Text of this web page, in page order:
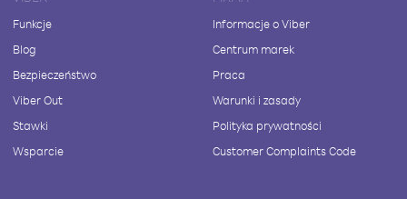
Funkcje
Blog
Bezpieczeństwo
Viber Out
Stawki
Wsparcie
Informacje o Viber
Centrum marek
Praca
Warunki i zasady
Polityka prywatności
Customer Complaints Code